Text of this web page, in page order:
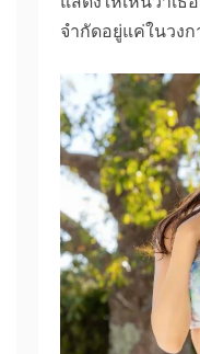
จำกัดอยู่แค่ในวงก